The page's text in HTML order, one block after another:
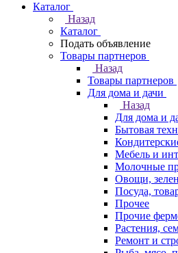
Каталог
Назад
Каталог
Подать объявление
Товары партнеров
Назад
Товары партнеров
Для дома и дачи
Назад
Для дома и
Бытовая
Мебель и
Молочные
Овощи,
Посуда,
Прочее
Прочие
Растения,
Ремонт и